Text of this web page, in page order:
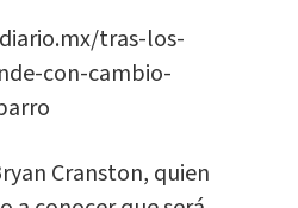
tras-los-
con-cambio-
Cranston, quien